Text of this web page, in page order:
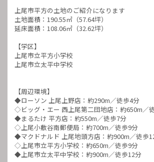
上尾市平方の土地のご紹介になります
土地面積：190.55㎡（57.64坪）
延床面積：108.06㎡（32.62坪）
【学区】
上尾市立平方小学校
上尾市立太平中学校
【周辺環境】
◆ローソン 上尾上野店：約290m／徒歩4分
◇ビッグ・エー 西上尾第二団地店：約650m／
◆まるたけ 平方店：約550m／徒歩7分
◇上尾小敷谷南郵便局：約700m／徒歩9分
◆マクドナルド 上尾地頭方店：約900m／徒歩
◇上尾市立平方小学校：約650m／徒歩9分
◆上尾市立太平中学校：約900m／徒歩12分